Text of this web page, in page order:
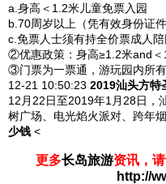
a.身高＜1.2米儿童免票入园
b.70周岁以上（凭有效身份证
c.免票人士须有持全价票成人
②优惠政策：身高≥1.2米and＜
③门票为一票通，游玩园内所
12-21 10:50:23 2019汕头方特
12月22日至2019年1月28日，
树广场、电光焰火派对、跨年
少钱 <
更多长岛旅游资讯，请
http://